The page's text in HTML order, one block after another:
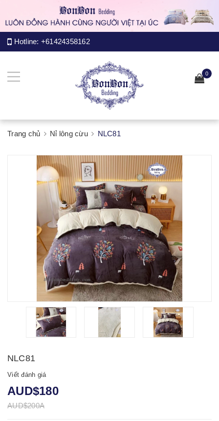
Hotline: +61424358162
0
Trang chủ Nỉ lông cừu NLC81
NLC81
Viết đánh giá
AUD$180
AUD$200A